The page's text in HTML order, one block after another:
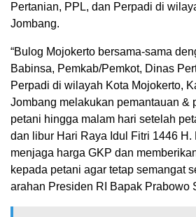
Pertanian, PPL, dan Perpadi di
Jombang.
“Bulog Mojokerto bersama-sama
Babinsa, Pemkab/Pemkot, Dinas
Perpadi di wilayah Kota Mojokerto,
Jombang melakukan pemantauan &
petani hingga malam hari setelah
dan libur Hari Raya Idul Fitri 1446 H.
menjaga harga GKP dan
kepada petani agar tetap semangat
arahan Presiden RI Bapak Prabowo